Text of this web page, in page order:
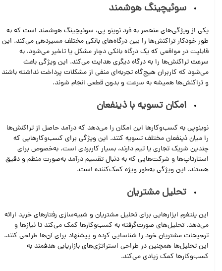
سوئیچینگ هوشمند
یکی از ویژگی‌های منحصر به فرد نوینو پی، سوئیچینگ هوشمند است که به
طور خودکار تراکنش‌ها را بین درگاه‌های بانکی مختلف مسیردهی می‌کند. این
قابلیت در مواقعی که یک درگاه بانکی دچار مشکل یا تاخیر می‌شود، به
سرعت تراکنش‌ها را به درگاه دیگری هدایت می‌کند. این ویژگی باعث
می‌شود که کاربران هیچ‌گاه تجربه‌ای منفی از مشکلات پرداخت نداشته باشند
و تراکنش‌ها همیشه به سرعت و بدون قطعی انجام شوند.
امکان تسویه با ذینفعان
نوینوپی به کسب‌وکارها این امکان را می‌دهد که درآمد حاصل از تراکنش‌ها
را میان ذینفعان مختلف تسویه کنند. این ویژگی برای کسب‌وکارهایی که
چندین شریک تجاری یا تیم دارند، بسیار کاربردی است. به‌خصوص برای
استارتاپ‌ها و شرکت‌هایی که به دنبال تقسیم درآمد به‌صورت منظم و دقیق
هستند، این ویژگی به‌طور ویژه کمک‌کننده است.
تحلیل مشتریان
این پلتفرم ابزارهایی برای تحلیل مشتریان و شبیه‌سازی رفتارهای خرید ارائه
می‌دهد. تحلیل‌های صورت‌گرفته به کسب‌وکارها کمک می‌کند تا نیازها و
ترجیحات مشتریان خود را شناسایی کرده و پیشنهاد برای آن‌ها طراحی کنند.
این تحلیل‌ها همچنین در طراحی استراتژی‌های بازاریابی هدفمند به
کسب‌وکارها کمک زیادی می‌کند.